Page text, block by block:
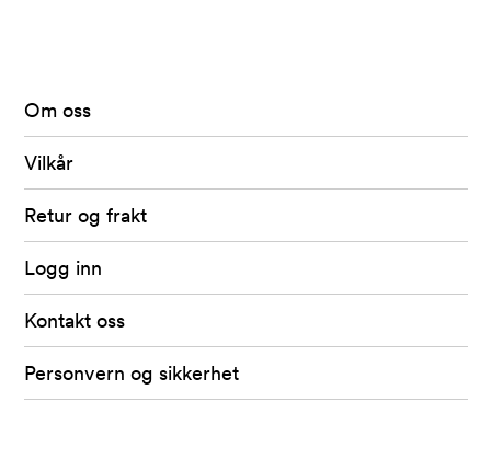
av
Fretex
Om oss
Vilkår
Retur og frakt
Logg inn
Kontakt oss
Personvern og sikkerhet